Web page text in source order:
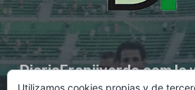
DiarioFranjiverde.com la
Utilizamos cookies propias y de